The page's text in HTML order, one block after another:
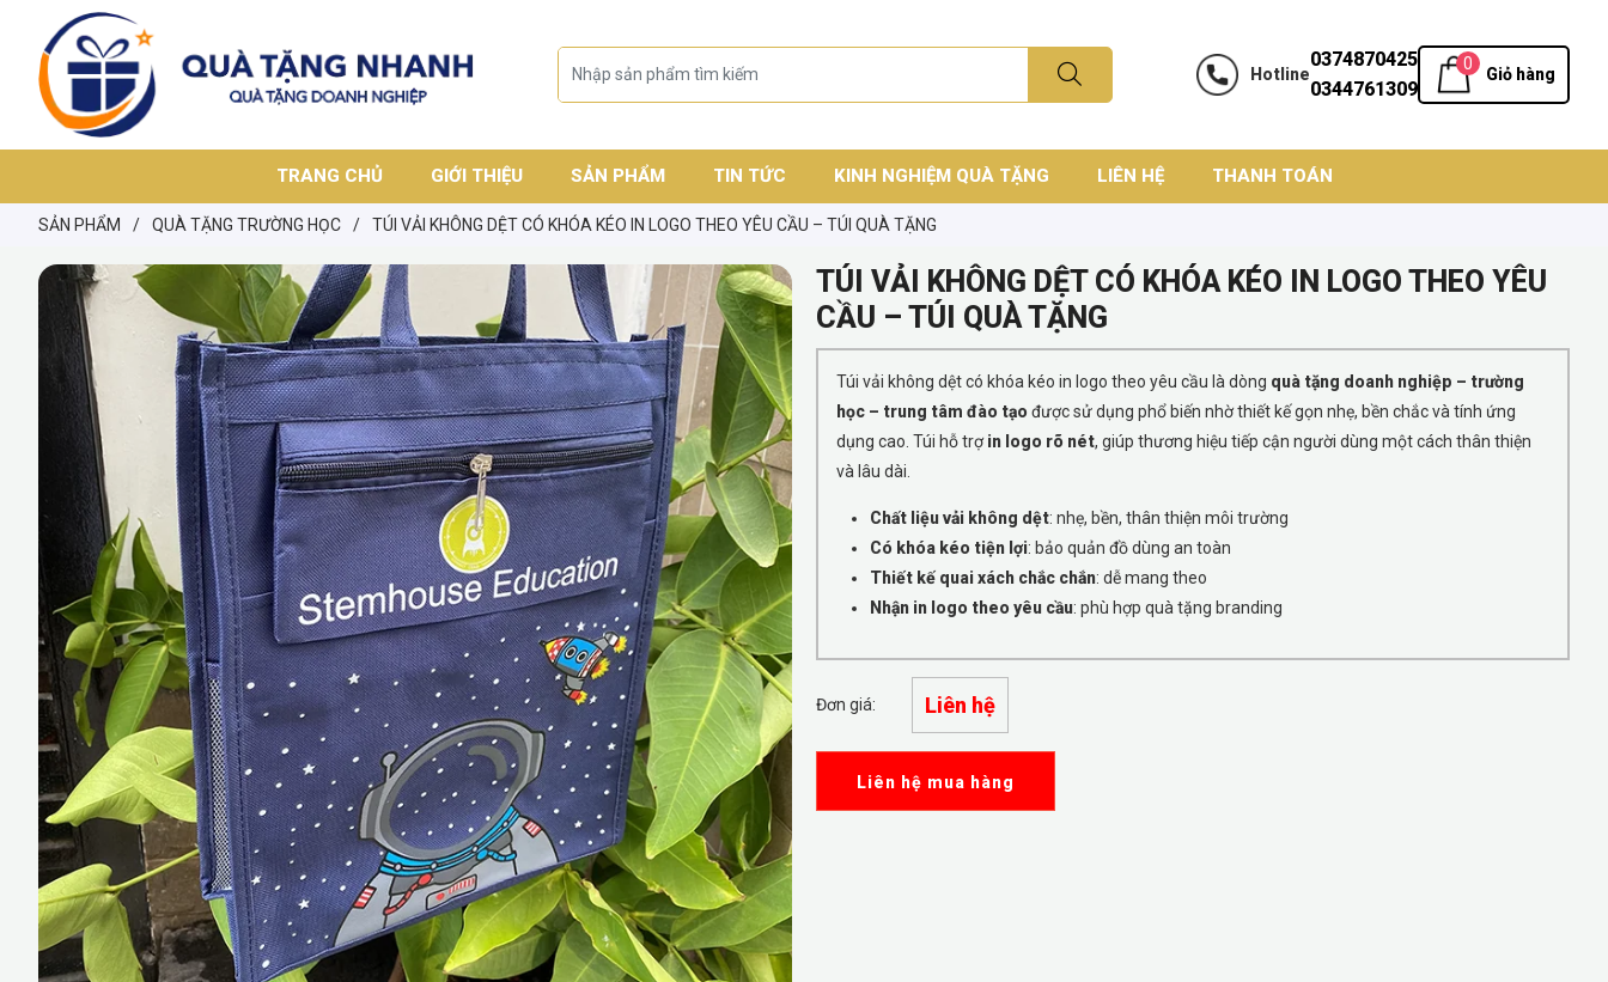
Hotline
0374870425
0344761309
0
Giỏ hàng
TRANG CHỦ GIỚI THIỆU SẢN PHẨM TIN TỨC KINH NGHIỆM QUÀ TẶNG LIÊN HỆ THANH TOÁN
SẢN PHẨM / QUÀ TẶNG TRƯỜNG HỌC / TÚI VẢI KHÔNG DỆT CÓ KHÓA KÉO IN LOGO THEO YÊU CẦU – TÚI QUÀ TẶNG
TÚI VẢI KHÔNG DỆT CÓ KHÓA KÉO IN LOGO THEO YÊU
CẦU – TÚI QUÀ TẶNG
Túi vải không dệt có khóa kéo in logo theo yêu cầu là dòng quà tặng doanh nghiệp – trường
học – trung tâm đào tạo được sử dụng phổ biến nhờ thiết kế gọn nhẹ, bền chắc và tính ứng
dụng cao. Túi hỗ trợin logo rõ nét, giúp thương hiệu tiếp cận người dùng một cách thân thiện
và lâu dài.
Chất liệu vải không dệt: nhẹ, bền, thân thiện môi trường
Có khóa kéo tiện lợi: bảo quản đồ dùng an toàn
Thiết kế quai xách chắc chắn: dễ mang theo
Nhận in logo theo yêu cầu: phù hợp quà tặng branding
Đơn giá: Liên hệ
Liên hệ mua hàng